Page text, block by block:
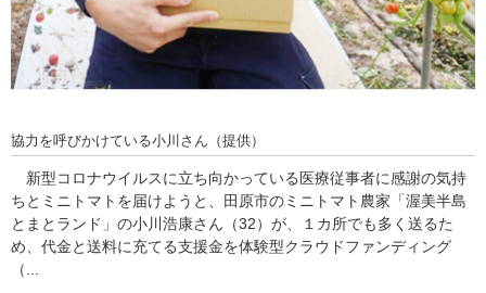
協力を呼びかけている小川さん（提供）
新型コロナウイルスに立ち向かっている医療従事者に感謝の気持
ちとミニトマトを届けようと、田原市のミニトマト農家「渥美半島
とまとランド」の小川浩康さん（32）が、１カ所でも多く送るた
め、代金と送料に充てる支援金を体験型クラウドファンディング
（...